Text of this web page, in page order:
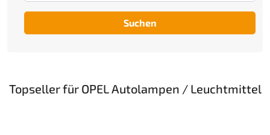
Suchen
Topseller für OPEL Autolampen / Leuchtmittel